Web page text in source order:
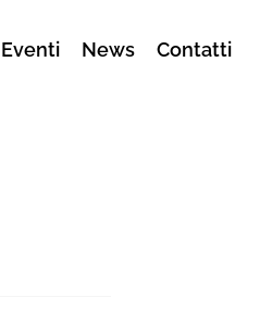
Eventi News Contatti